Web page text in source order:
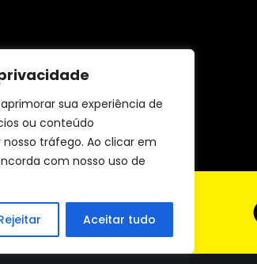
sua experiência de
ou conteúdo
tráfego. Ao clicar em
com nosso uso de
Aceitar tudo